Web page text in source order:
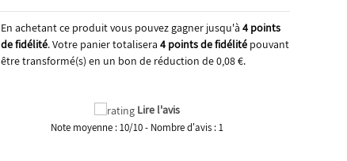
En achetant ce produit vous pouvez gagner jusqu'à 4points
de fidélité. Votre panier totalisera 4points de fidélitépouvant
être transformé(s) en un bon de réduction de0,08 €.
Lire l'avis
Note moyenne :10/10- Nombre d'avis :1